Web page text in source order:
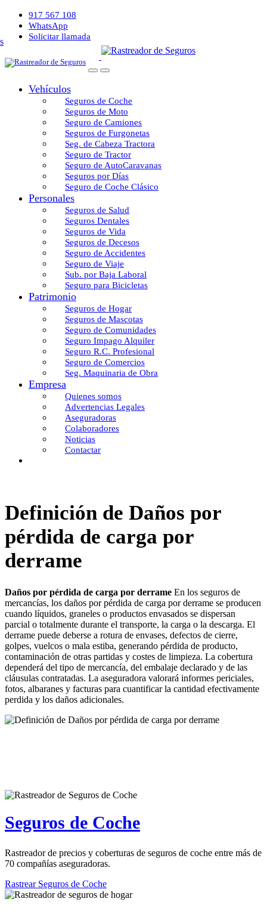
917 567 108
WhatsApp
Solicitar llamada
Vehículos
Seguros de Coche
Seguros de Moto
Seguro de Camiones
Seguros de Furgonetas
Seg. de Cabeza Tractora
Seguro de Tractor
Seguro de AutoCaravanas
Seguros por Días
Seguro de Coche Clásico
Personales
Seguros de Salud
Seguros Dentales
Seguros de Vida
Seguros de Decesos
Seguro de Accidentes
Seguro de Viaje
Sub. por Baja Laboral
Seguro para Bicicletas
Patrimonio
Seguros de Hogar
Seguros de Mascotas
Seguro de Comunidades
Seguro Impago Alquiler
Seguro R.C. Profesional
Seguro de Comercios
Seg. Maquinaria de Obra
Empresa
Quienes somos
Advertencias Legales
Aseguradoras
Colaboradores
Noticias
Contactar
Definición de Daños por
pérdida de carga por
derrame
Daños por pérdida de carga por derrame En los seguros de
mercancías, los daños por pérdida de carga por derrame se producen
cuando líquidos, graneles o productos envasados se dispersan
parcial o totalmente durante el transporte, la carga o la descarga. El
derrame puede deberse a rotura de envases, defectos de cierre,
golpes, vuelcos o mala estiba, generando pérdida de producto,
contaminación de otras partidas y costes de limpieza. La cobertura
dependerá del tipo de mercancía, del embalaje declarado y de las
cláusulas contratadas. La aseguradora valorará informes periciales,
fotos, albaranes y facturas para cuantificar la cantidad efectivamente
perdida y los daños adicionales.
Seguros de Coche
Rastreador de precios y coberturas de seguros de coche entre más de
70 compañías aseguradoras.
Rastrear Seguros de Coche